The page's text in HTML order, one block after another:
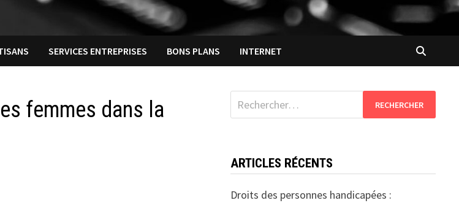
SERVICES ENTREPRISES BONS PLANS INTERNET
femmes dans la
Rechercher :
ARTICLES RÉCENTS
Droits des personnes handicapées :